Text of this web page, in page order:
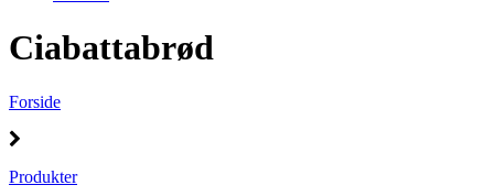
Ciabattabrød
Forside
Produkter